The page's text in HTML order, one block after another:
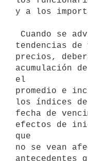
y a los
tendencias
precios,
acumulación
el
promedio e
los índices
fecha de
efectos de
que
no se vean
antecedentes